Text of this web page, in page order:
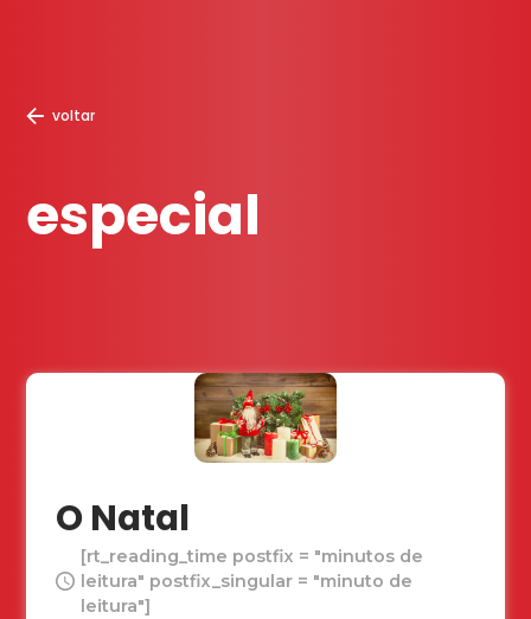
voltar
especial
O Natal
[rt_reading_time postfix = "minutos de
leitura" postfix_singular = "minuto de
leitura"]